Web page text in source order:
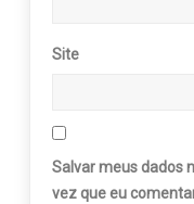
Site
Salvar meus dados
vez que eu